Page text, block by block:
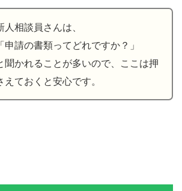
人相談員さんは、
「申請の書類ってどれですか？」
聞かれることが多いので、ここは押
えておくと安心です。